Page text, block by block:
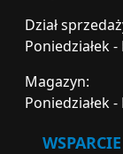
Dział
Poniedziałek
Magazyn:
Poniedziałek